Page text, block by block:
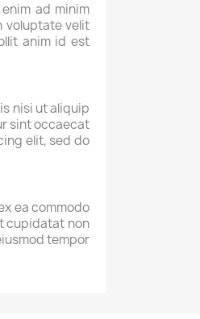
ad minim
voluptate velit
anim id est
nisi ut aliquip
sint occaecat
elit, sed do
ea commodo
cupidatat non
tempor